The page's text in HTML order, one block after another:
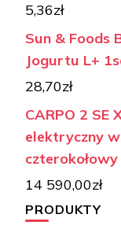
5,36zł
Sun & Foods
Jogurtu L+
28,70zł
CARPO 2 SE
elektryczny
14 590,00zł
PRODUKTY